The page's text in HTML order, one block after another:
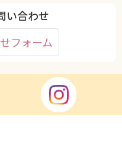
い合わせ
フォーム